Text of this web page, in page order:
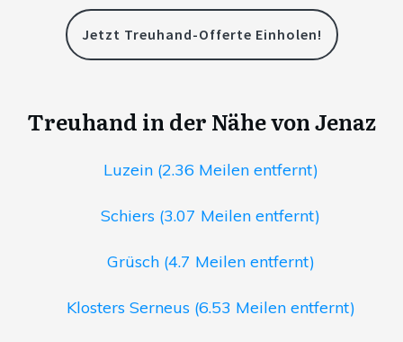
Jetzt Treuhand-Offerte Einholen!
Treuhand in der Nähe von Jenaz
Luzein (2.36 Meilen entfernt)
Schiers (3.07 Meilen entfernt)
Grüsch (4.7 Meilen entfernt)
Klosters Serneus (6.53 Meilen entfernt)